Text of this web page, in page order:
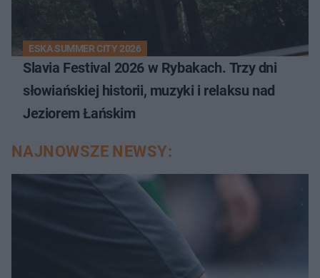
ESKA SUMMER CITY 2026
Slavia Festival 2026 w Rybakach. Trzy dni
słowiańskiej historii, muzyki i relaksu nad
Jeziorem Łańskim
NAJNOWSZE NEWSY: